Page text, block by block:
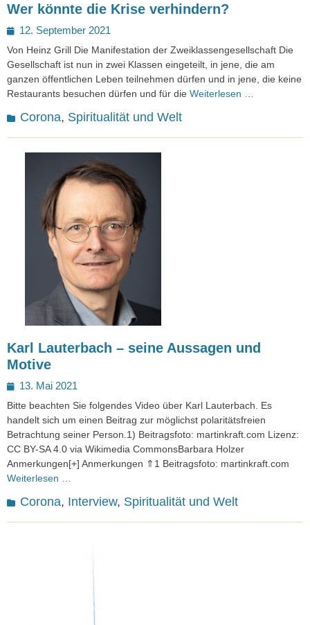
Wer könnte die Krise verhindern?
Posted
on
12. September 2021
Von Heinz Grill Die Manifestation der Zweiklassengesellschaft Die
Gesellschaft ist nun in zwei Klassen eingeteilt, in jene, die am
ganzen öffentlichen Leben teilnehmen dürfen und in jene, die keine
Restaurants besuchen dürfen und für die Weiterlesen …
Kategorien
Corona, Spiritualität und Welt
Karl Lauterbach – seine Aussagen und
Motive
Posted
on
13. Mai 2021
Bitte beachten Sie folgendes Video über Karl Lauterbach. Es
handelt sich um einen Beitrag zur möglichst polaritätsfreien
Betrachtung seiner Person.1) Beitragsfoto: martinkraft.com Lizenz:
CC BY-SA 4.0 via Wikimedia CommonsBarbara Holzer
Anmerkungen[+] Anmerkungen ⇑1 Beitragsfoto: martinkraft.com
Weiterlesen …
Kategorien
Corona, Interview, Spiritualität und Welt